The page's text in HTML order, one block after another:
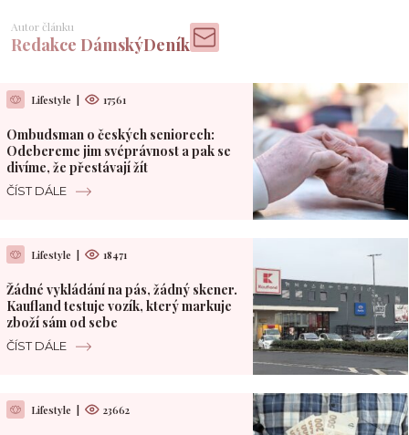
Autor článku
Redakce DámskýDeník
Lifestyle 17561
Ombudsman o českých seniorech:
Odebereme jim svéprávnost a pak se
divíme, že přestávají žít
ČÍST DÁLE
Lifestyle 18471
Žádné vykládání na pás, žádný skener.
Kaufland testuje vozík, který markuje
zboží sám od sebe
ČÍST DÁLE
Lifestyle 23662